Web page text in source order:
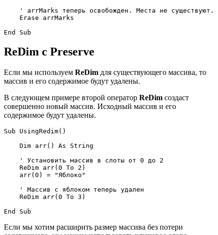
    ' arrMarks теперь освобожден. Места не существуют.
    Erase arrMarks
ReDim с Preserve
Если мы используем ReDim для существующего массива, то
массив и его содержимое будут удалены.
В следующем примере второй оператор ReDim создаст
совершенно новый массив. Исходный массив и его
содержимое будут удалены.
Sub UsingRedim()
    Dim arr() As String
    ' Установить массив в слоты от 0 до 2
    ReDim arr(0 To 2)
    arr(0) = "Яблоко"
    ' Массив с яблоком теперь удален
    ReDim arr(0 To 3)
Если мы хотим расширить размер массива без потери